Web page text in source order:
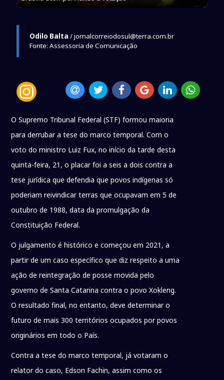
Odilo Balta / jornalcorreiodosul@terra.com.br
Fonte: Assessoria de Comunicação
O Supremo Tribunal Federal (STF) formou maioria
para derrubar a tese do marco temporal. Com o
voto do ministro Luiz Fux, no início da tarde desta
quinta-feira, 21, o placar foi a seis a dois contra a
tese jurídica que defendia que povos indígenas só
poderiam reivindicar terras que ocupavam em 5 de
outubro de 1988, data da promulgação da
Constituição Federal.
O julgamento é histórico e começou em 2021, a
partir de um caso específico que diz respeito a uma
ação de reintegração de posse movida pelo
governo de Santa Catarina contra o povo Xokleng.
O resultado final, no entanto, deve determinar o
futuro de mais 300 territórios ocupados por povos
originários em todo o País.
Contra a tese do marco temporal, já votaram o
relator do caso, Edson Fachin, assim como os